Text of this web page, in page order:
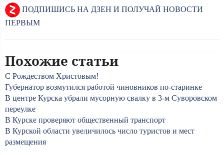
ПОДПИШИСЬ НА ДЗЕН И ПОЛУЧАЙ НОВОСТИ
ПЕРВЫМ
Похожие статьи
С Рождеством Христовым!
Губернатор возмутился работой чиновников по-старинке
В центре Курска убрали мусорную свалку в 3-м Суворовском
переулке
В Курске проверяют общественный транспорт
В Курской области увеличилось число туристов и мест
размещения